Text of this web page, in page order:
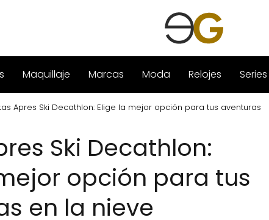
Maquillaje Marcas Moda Relojes Series
Apres Ski Decathlon: Elige la mejor opción para tus aventuras
Ski Decathlon:
opción para tus
en la nieve